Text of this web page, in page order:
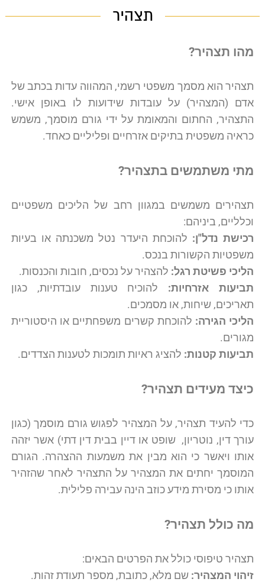
תצהיר
מהו תצהיר?
תצהיר הוא מסמך משפטי רשמי, המהווה עדות בכתב של
אדם (המצהיר) על עובדות שידועות לו באופן אישי.
התצהיר, החתום והמאומת על ידי גורם מוסמך, משמש
כראיה משפטית בתיקים אזרחיים ופליליים כאחד.
מתי משתמשים בתצהיר?
תצהירים משמשים במגוון רחב של הליכים משפטיים
וכלליים, ביניהם:
רכישת נדל"ן: להוכחת היעדר נטל משכנתה או בעיות
משפטיות הקשורות בנכס.
הליכי פשיטת רגל: להצהיר על נכסים, חובות והכנסות.
תביעות אזרחיות: להוכיח טענות עובדתיות, כגון
תאריכים, שיחות, או מסמכים.
הליכי הגירה: להוכחת קשרים משפחתיים או היסטוריית
מגורים.
תביעות קטנות: להציג ראיות תומכות לטענות הצדדים.
כיצד מעידים תצהיר?
כדי להעיד תצהיר, על המצהיר לפגוש גורם מוסמך (כגון
עורך דין, נוטריון, שופט או דיין בבית דין דתי) אשר יזהה
אותו ויאשר כי הוא מבין את משמעות ההצהרה. הגורם
המוסמך יחתים את המצהיר על התצהיר לאחר שהזהיר
אותו כי מסירת מידע כוזב הינה עבירה פלילית.
מה כולל תצהיר?
תצהיר טיפוסי כולל את הפרטים הבאים:
זיהוי המצהיר: שם מלא, כתובת, מספר תעודת זהות.